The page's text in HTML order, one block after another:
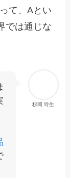
て、Aとい
では通じな
杉岡 玲生